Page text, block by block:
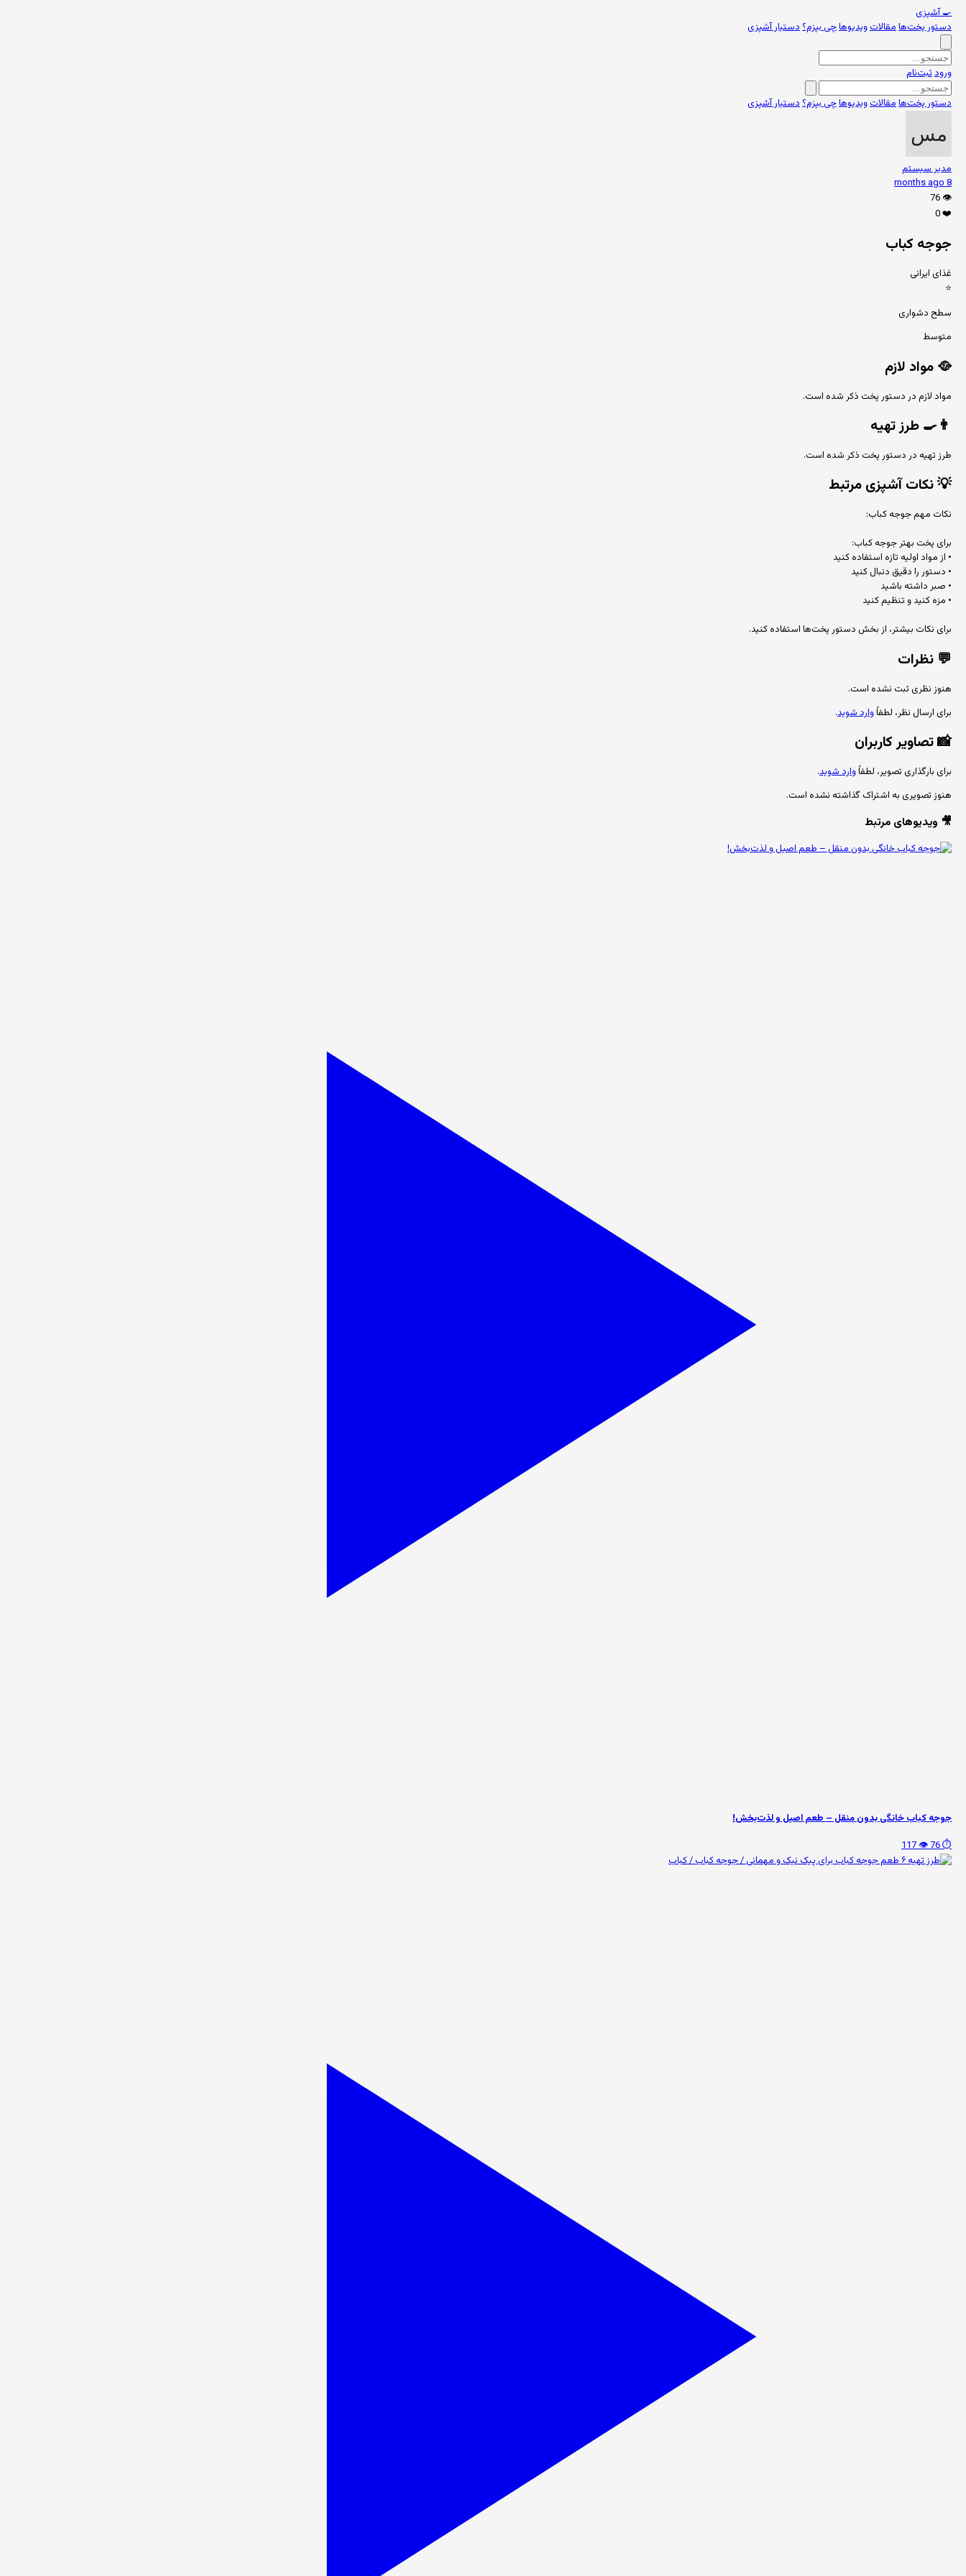
🍳آشپزی
دستور پخت‌هامقالاتویدیوهاچی بپزم؟دستیار آشپزی
ورودثبت‌نام
دستور پخت‌هامقالاتویدیوهاچی بپزم؟دستیار آشپزی
مدیر سیستم
8 months ago
👁️
76
❤️
0
جوجه کباب
غذای ایرانی
⭐
سطح دشواری
متوسط
🥘 مواد لازم
مواد لازم در دستور پخت ذکر شده است.
👨‍🍳 طرز تهیه
طرز تهیه در دستور پخت ذکر شده است.
💡نکات آشپزی مرتبط
نکات مهم جوجه کباب:
برای پخت بهتر جوجه کباب:
• از مواد اولیه تازه استفاده کنید
• دستور را دقیق دنبال کنید
• صبر داشته باشید
• مزه کنید و تنظیم کنید
برای نکات بیشتر، از بخش دستور پخت‌ها استفاده کنید.
💬 نظرات
هنوز نظری ثبت نشده است.
برای ارسال نظر، لطفاًوارد شوید.
📸تصاویر کاربران
برای بارگذاری تصویر، لطفاًوارد شوید.
هنوز تصویری به اشتراک گذاشته نشده است.
🎥 ویدیوهای مرتبط
جوجه کباب خانگی بدون منقل – طعم اصیل و لذت‌بخش!
⏱️ 76
👁️ 117